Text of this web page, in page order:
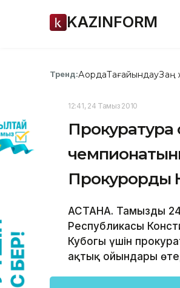
KAZINFORM
Тренд:АқордаТағайындауЗаң
12:41, 24 Тамыз 2010
Прокуратура
Прокурордың
АСТАНА. Тамыздың
Республикасы
Кубогы үшін
ақтық ойындары